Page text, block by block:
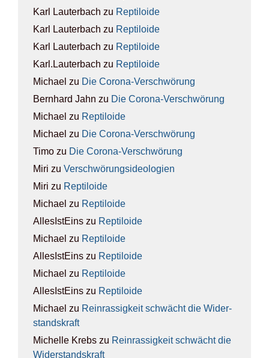
Karl Lauterbach zu Rep­ti­lo­ide
Karl Lauterbach zu Rep­ti­lo­ide
Karl Lauterbach zu Rep­ti­lo­ide
Karl.Lauterbach zu Rep­ti­lo­ide
Michael zu Die Coro­na-Ver­schwö­rung
Bernhard Jahn zu Die Coro­na-Ver­schwö­rung
Michael zu Rep­ti­lo­ide
Michael zu Die Coro­na-Ver­schwö­rung
Timo zu Die Coro­na-Ver­schwö­rung
Miri zu Ver­schwö­rungs­ideo­lo­gien
Miri zu Rep­ti­lo­ide
Michael zu Rep­ti­lo­ide
AllesIstEins zu Rep­ti­lo­ide
Michael zu Rep­ti­lo­ide
AllesIstEins zu Rep­ti­lo­ide
Michael zu Rep­ti­lo­ide
AllesIstEins zu Rep­ti­lo­ide
Michael zu Rein­ras­sig­keit schwächt die Wider­
stands­kraft
Michelle Krebs zu Rein­ras­sig­keit schwächt die
Wider­stands­kraft